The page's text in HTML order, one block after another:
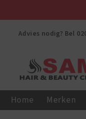
Advies nodig? Bel
Hair
Home Merken